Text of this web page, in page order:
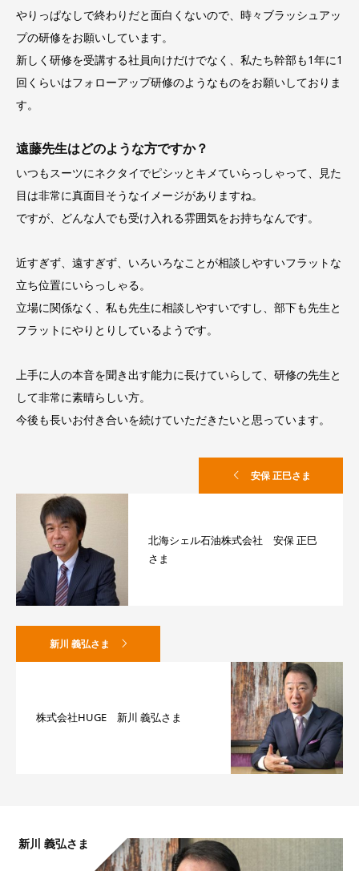
やりっぱなしで終わりだと面白くないので、時々ブラッシュアッ
プの研修をお願いしています。
新しく研修を受講する社員向けだけでなく、私たち幹部も1年に1
回くらいはフォローアップ研修のようなものをお願いしておりま
す。
遠藤先生はどのような方ですか？
いつもスーツにネクタイでピシッとキメていらっしゃって、見た
目は非常に真面目そうなイメージがありますね。
ですが、どんな人でも受け入れる雰囲気をお持ちなんです。
近すぎず、遠すぎず、いろいろなことが相談しやすいフラットな
立ち位置にいらっしゃる。
立場に関係なく、私も先生に相談しやすいですし、部下も先生と
フラットにやりとりしているようです。
上手に人の本音を聞き出す能力に長けていらして、研修の先生と
して非常に素晴らしい方。
今後も長いお付き合いを続けていただきたいと思っています。
安保 正巳さま
北海シェル石油株式会社 安保 正巳
さま
新川 義弘さま
株式会社HUGE 新川 義弘さま
新川 義弘さま